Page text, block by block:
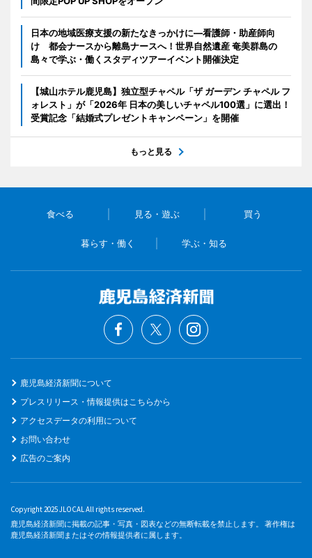
日本の地域医療支援の新たなきっかけに―看護師・助産師向
け 都会ナースから離島ナースへ！世界自然遺産 奄美群島の
島々で学ぶ・働くスタディツアーイベント開催決定
【城山ホテル鹿児島】独立型チャペル「ザ ガーデン チャペル フ
ォレスト」が「2026年 日本の美しいチャペル100選」に選出！
受賞記念「結婚式プレゼントキャンペーン」を開催
もっと見る
食べる 見る・遊ぶ 買う
暮らす・働く 学ぶ・知る
鹿児島経済新聞について
プレスリリース・情報提供はこちらから
アクセスデータの利用について
お問い合わせ
広告のご案内
Copyright 2025 JLOCAL All rights reserved.
鹿児島経済新聞に掲載の記事・写真・図表などの無断転載を禁止します。 著作権は
鹿児島経済新聞またはその情報提供者に属します。